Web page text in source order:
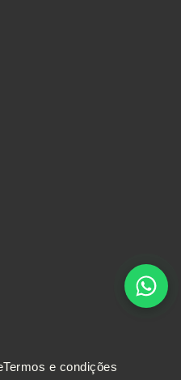
Termos e condições